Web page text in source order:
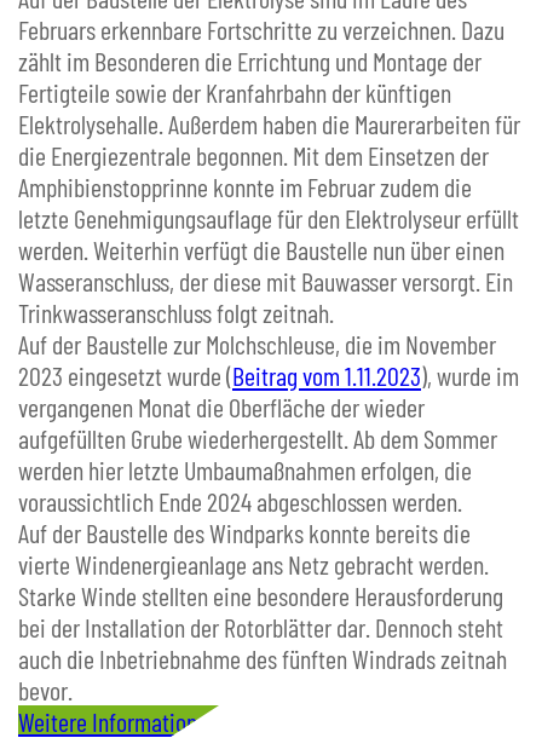
Februars erkennbare Fortschritte zu verzeichnen. Dazu
zählt im Besonderen die Errichtung und Montage der
Fertigteile sowie der Kranfahrbahn der künftigen
Elektrolysehalle. Außerdem haben die Maurerarbeiten für
die Energiezentrale begonnen. Mit dem Einsetzen der
Amphibienstopprinne konnte im Februar zudem die
letzte Genehmigungsauflage für den Elektrolyseur erfüllt
werden. Weiterhin verfügt die Baustelle nun über einen
Wasseranschluss, der diese mit Bauwasser versorgt. Ein
Trinkwasseranschluss folgt zeitnah.
Auf der Baustelle zur Molchschleuse, die im November
2023 eingesetzt wurde (Beitrag vom 1.11.2023), wurde im
vergangenen Monat die Oberfläche der wieder
aufgefüllten Grube wiederhergestellt. Ab dem Sommer
werden hier letzte Umbaumaßnahmen erfolgen, die
voraussichtlich Ende 2024 abgeschlossen werden.
Auf der Baustelle des Windparks konnte bereits die
vierte Windenergieanlage ans Netz gebracht werden.
Starke Winde stellten eine besondere Herausforderung
bei der Installation der Rotorblätter dar. Dennoch steht
auch die Inbetriebnahme des fünften Windrads zeitnah
bevor.
Weitere Informationen